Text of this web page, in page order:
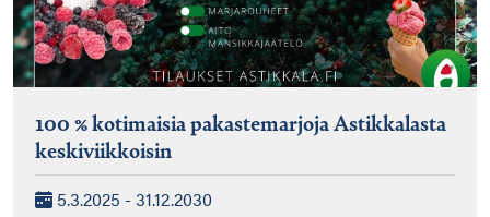
100 % kotimaisia pakastemarjoja Astikkalasta
keskiviikkoisin
5.3.2025 - 31.12.2030